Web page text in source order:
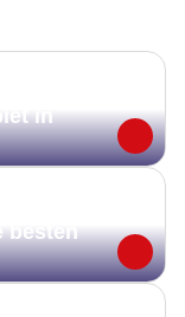
in
besten